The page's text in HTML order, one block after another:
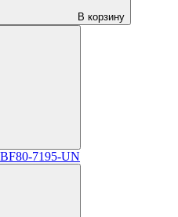
В корзину